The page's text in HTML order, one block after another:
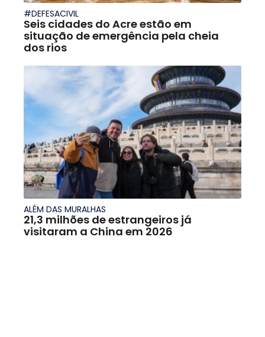
#DEFESACIVIL
Seis cidades do Acre estão em
situação de emergência pela cheia
dos rios
ALÉM DAS MURALHAS
21,3 milhões de estrangeiros já
visitaram a China em 2026